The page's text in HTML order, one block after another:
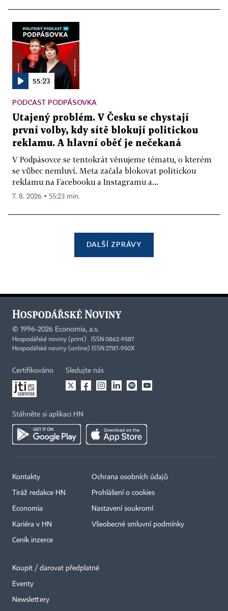
55:23
PODCAST PODPÁSOVKA
Utajený problém. V Česku se chystají
první volby, kdy sítě blokují politickou
reklamu. A hlavní oběť je nečekaná
V Podpásovce se tentokrát věnujeme tématu, o kterém
se vůbec nemluví. Meta začala blokovat politickou
reklamu na Facebooku a Instagramu a...
7. 8. 2026 ▪ 55:23 min.
DALŠÍ ZPRÁVY
© 1996-2026 Economia, a.s.
Hospodářské noviny (print) ISSN 0862-9587
Hospodářské noviny (online) ISSN 2787-950X
Certifikováno Sledujte nás
Stáhněte si aplikaci HN
Kontakty
Tiráž redakce HN
Economia
Kariéra v HN
Ceník inzerce
Ochrana osobních údajů
Prohlášení o cookies
Nastavení soukromí
Všeobecné smluvní podmínky
Koupit / darovat předplatné
Eventy
Newslettery